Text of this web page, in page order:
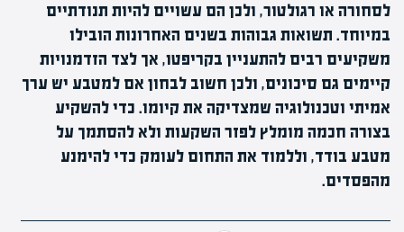
לסחורה או רגולטור, ולכן הם עשויים להיות תנודתיים
במיוחד. תשואות גבוהות בשנים האחרונות הובילו
משקיעים רבים להתעניין בקריפטו, אך לצד הזדמנויות
קיימים גם סיכונים, ולכן חשוב לבחון אם למטבע יש ערך
אמיתי וטכנולוגיה שמצדיקה את קיומו. כדי להשקיע
בצורה חכמה מומלץ לפזר השקעות ולא להסתמך על
מטבע בודד, וללמוד את התחום לעומק כדי להימנע
מהפסדים.